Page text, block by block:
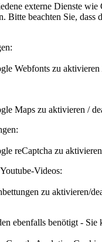
externe Dienste
Bitte beachten Sie,
Webfonts zu aktivieren
Maps zu aktivieren /
reCaptcha zu
Videos:
zu aktivieren/
ebenfalls benötigt - Sie